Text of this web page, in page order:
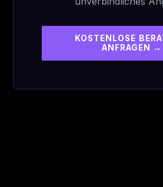
KOSTENLOSE
ANFRAGEN →